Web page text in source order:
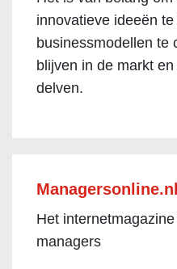
innovatieve ideeën
businessmodellen te
blijven in de markt
delven.
Managersonline.nl
Het
managers